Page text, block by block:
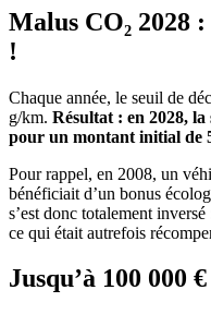
Malus CO₂ 2028
!
Chaque année, le seuil de
g/km. Résultat : en 2028,
pour un montant initial de
Pour rappel, en 2008, un
bénéficiait d’un bonus
s’est donc totalement
ce qui était autrefois
Jusqu’à 100 000